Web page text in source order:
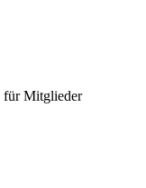
für Mitglieder